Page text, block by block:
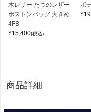
木レザー たつのレザー
ボストンバッグ 大きめ
4FB
¥15,400(税込)
ボ
¥
商品詳細